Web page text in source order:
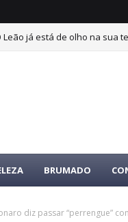
Leão já está de olho na sua
BRUMADO
diz passar “perrengue”